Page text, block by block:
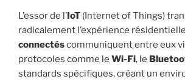
L’essor de l’IoT (Internet of Things)
radicalement l’expérience
connectéscommuniquent entre eux
protocoles comme le Wi-Fi, le
standards spécifiques, créant un